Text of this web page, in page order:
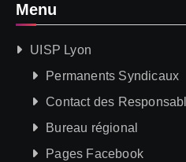
Menu
UISP Lyon
Permanents Syndicaux
Contact des
Bureau régional
Pages Facebook